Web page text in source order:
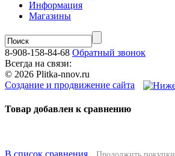
Информация
Магазины
8-908-158-84-68 Обратный звонок
Всегда на связи:
© 2026 Plitka-nnov.ru
Создание и продвижение сайта
Товар добавлен к сравнению